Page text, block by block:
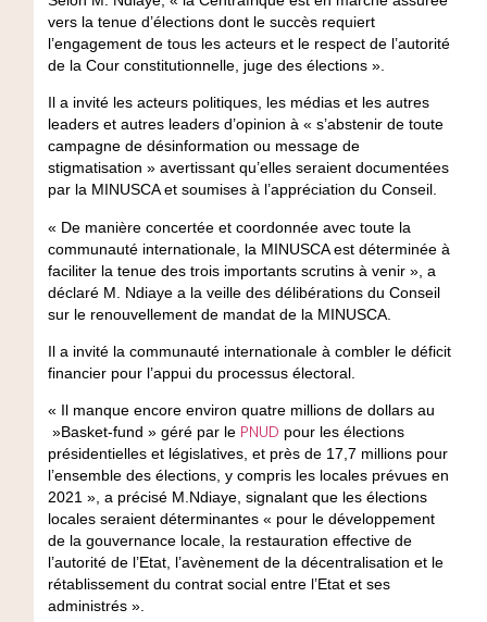
vers la tenue d’élections dont le succès requiert
l’engagement de tous les acteurs et le respect de l’autorité
de la Cour constitutionnelle, juge des élections ».
Il a invité les acteurs politiques, les médias et les autres
leaders et autres leaders d’opinion à « s’abstenir de toute
campagne de désinformation ou message de
stigmatisation » avertissant qu’elles seraient documentées
par la MINUSCA et soumises à l’appréciation du Conseil.
« De manière concertée et coordonnée avec toute la
communauté internationale, la MINUSCA est déterminée à
faciliter la tenue des trois importants scrutins à venir », a
déclaré M. Ndiaye a la veille des délibérations du Conseil
sur le renouvellement de mandat de la MINUSCA.
Il a invité la communauté internationale à combler le déficit
financier pour l’appui du processus électoral.
« Il manque encore environ quatre millions de dollars au
»Basket-fund » géré par le PNUD pour les élections
présidentielles et législatives, et près de 17,7 millions pour
l’ensemble des élections, y compris les locales prévues en
2021 », a précisé M.Ndiaye, signalant que les élections
locales seraient déterminantes « pour le développement
de la gouvernance locale, la restauration effective de
l’autorité de l’Etat, l’avènement de la décentralisation et le
rétablissement du contrat social entre l’Etat et ses
administrés ».